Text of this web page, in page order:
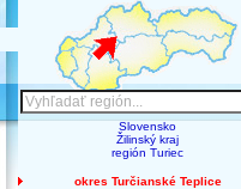
Slovensko
Žilinský kraj
región Turiec
okres Turčianské Teplice